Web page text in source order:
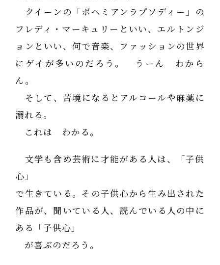
クイーンの「ボヘミアンラプソディー」の
フレディ・マーキュリーといい、エルトンジ
ョンといい、何で音楽、ファッションの世界
にゲイが多いのだろう。 うーん わから
ん。
そして、苦境になるとアルコールや麻薬に
溺れる。
これは わかる。
文学も含め芸術に才能がある人は、「子供
心」
で生きている。その子供心から生み出された
作品が、聞いている人、読んでいる人の中に
ある「子供心」
が喜ぶのだろう。